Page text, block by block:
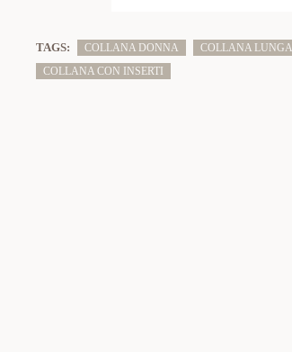
TAGS: COLLANA DONNA COLLANA LUNGA
COLLANA CON INSERTI